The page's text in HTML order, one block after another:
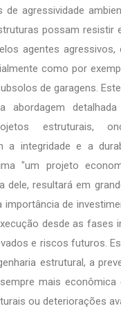
de agressividade
possam resistir
agentes
como por
de garagens.
abordagem
estruturais,
a integridade e a
"um projeto
dele, resultará em
importância de
desde as fases
e riscos futuros.
estrutural, a
mais econômica
ou deteriorações